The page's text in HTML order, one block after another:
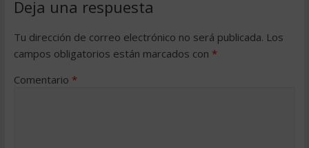
Deja una respuesta
Tu dirección de correo electrónico no será publicada. Los
campos obligatorios están marcados con *
Comentario *